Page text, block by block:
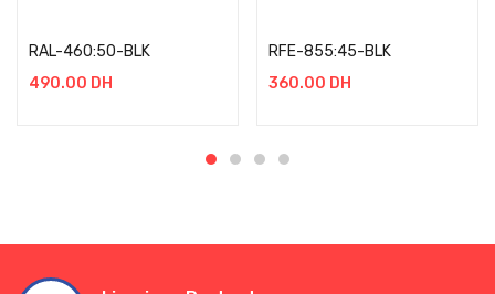
RAL-460:50-BLK
490.00 DH
RFE-855:45-BLK
360.00 DH